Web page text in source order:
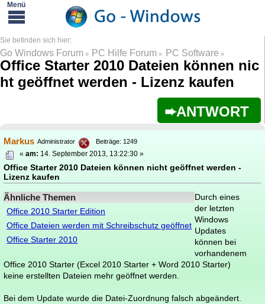
Go Windows Forum » PC Hilfe Forum » PC Software »
Office Starter 2010 Dateien können nic
ht geöffnet werden - Lizenz kaufen
ANTWORT
Markus Administrator Beiträge: 1249
Office Starter 2010 Dateien können nicht geöffnet werden -
Lizenz kaufen
«am: 14. September 2013, 13:22:30 »
Ähnliche Themen
Office 2010 Starter Edition
Office Dateien werden mit Schreibschutz geöffnet
Office Starter 2010
Durch eines
der letzten
Windows
Updates
können bei
vorhandenem
Office 2010 Starter (Excel 2010 Starter + Word 2010 Starter)
keine erstellten Dateien mehr geöffnet werden.
Bei dem Update wurde die Datei-Zuordnung falsch abgeändert.